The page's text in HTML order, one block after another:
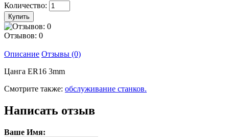
Количество:
Отзывов: 0
Описание Отзывы (0)
Цанга ER16 3mm
Смотрите также: обслуживание станков.
Написать отзыв
Ваше Имя: